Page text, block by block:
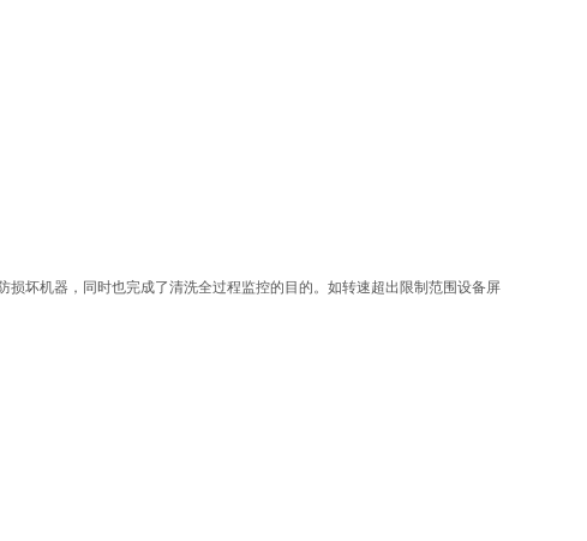
坏机器，同时也完成了清洗全过程监控的目的。如转速超出限制范围设备屏